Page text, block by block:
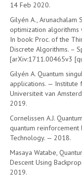
14 Feb 2020.
Gilyén A., Arunachalam
optimization
In book: Proc. of the
Discrete Algorithms. –
[arXiv:1711.00465v3
Gilyén A. Quantum
applications. — Institute
Universiteit van
2019.
Cornelissen A.J.
quantum
Technology. — 2018.
Masaya Watabe,
Descent Using
2019.